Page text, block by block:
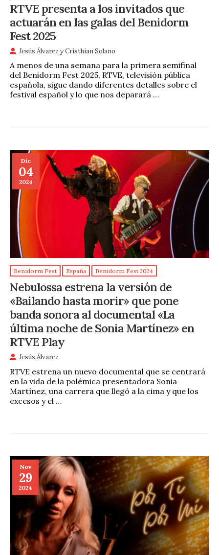
RTVE presenta a los invitados que
actuarán en las galas del Benidorm
Fest 2025
Jesús Álvarez yCristhian Solano
A menos de una semana para la primera semifinal
del Benidorm Fest 2025, RTVE, televisión pública
española, sigue dando diferentes detalles sobre el
festival español y lo que nos deparará …
Dic
04
2024
Benidorm Fest España Benidorm Fest 2024
Nebulossa estrena la versión de
«Bailando hasta morir» que pone
banda sonora al documental «La
última noche de Sonia Martínez» en
RTVE Play
Jesús Álvarez
RTVE estrena un nuevo documental que se centrará
en la vida de la polémica presentadora Sonia
Martínez, una carrera que llegó a la cima y que los
excesos y el …
Nov
29
2024